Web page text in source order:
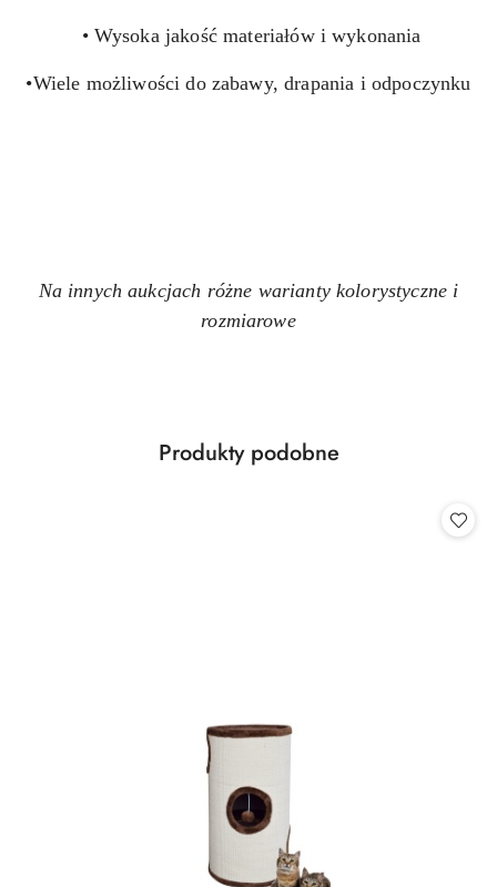
• Wysoka jakość materiałów i wykonania
•Wiele możliwości do zabawy, drapania i odpoczynku
Na innych aukcjach różne warianty kolorystyczne i
rozmiarowe
Pomiń karuzelę produktów
Produkty
Produkty podobne